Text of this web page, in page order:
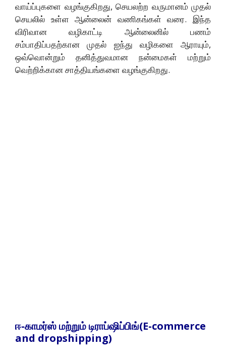
வாய்ப்புகளை வழங்குகிறது, செயலற்ற வருமானம் முதல்
செயலில் உள்ள ஆன்லைன் வணிகங்கள் வரை. இந்த
விரிவான வழிகாட்டி ஆன்லைனில் பணம்
சம்பாதிப்பதற்கான முதல் ஐந்து வழிகளை ஆராயும்,
ஒவ்வொன்றும் தனித்துவமான நன்மைகள் மற்றும்
வெற்றிக்கான சாத்தியங்களை வழங்குகிறது.
ஈ-காமர்ஸ் மற்றும் டிராப்ஷிப்பிங்(E-commerce
and dropshipping)